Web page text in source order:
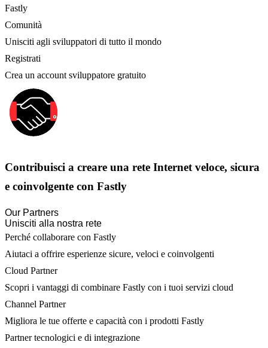
Fastly
Comunità
Unisciti agli sviluppatori di tutto il mondo
Registrati
Crea un account sviluppatore gratuito
Contribuisci a creare una rete Internet veloce, sicura
e coinvolgente con Fastly
Our Partners
Unisciti alla nostra rete
Perché collaborare con Fastly
Aiutaci a offrire esperienze sicure, veloci e coinvolgenti
Cloud Partner
Scopri i vantaggi di combinare Fastly con i tuoi servizi cloud
Channel Partner
Migliora le tue offerte e capacità con i prodotti Fastly
Partner tecnologici e di integrazione